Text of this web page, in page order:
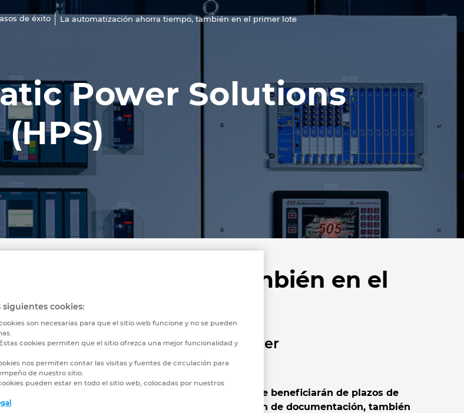
de éxito La automatización ahorra tiempo, también en el primer lote
Power Solutions
ahorra tiempo, también en el
control en HPS con EPLAN Cogineer
que automaticen sus procesos de planificación se beneficiarán de plazos de
calidad. Los procesos secundarios, como la creación de documentación, también
cookies:
son necesarias para que el sitio web funcione y no se pueden
Estas cookies permiten que el sitio ofrezca una mejor funcionalidad y
nos permiten contar las visitas y fuentes de circulación para
de nuestro sitio.
pueden estar en todo el sitio web, colocadas por nuestros